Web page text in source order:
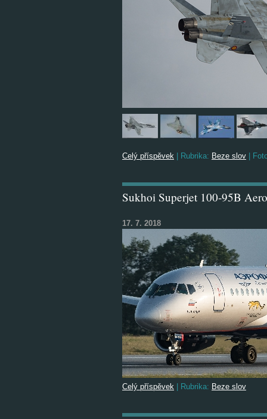
Celý příspěvek Rubrika: Beze slov
Sukhoi Superjet 100-95B
17. 7. 2018
Celý příspěvek Rubrika: Beze slov